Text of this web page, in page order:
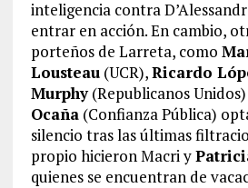
inteligencia contra
entrar en acción. En cambio,
porteños de Larreta, como
Lousteau(UCR),Ricardo
Murphy(Republicanos
Ocaña(Confianza Pública)
silencio tras las últimas
propio hicieron Macri y
quienes se encuentran de